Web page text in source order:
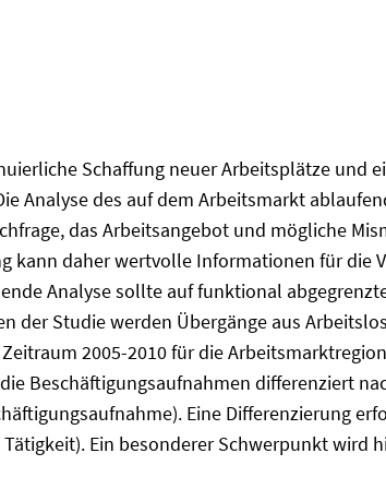
Schaffung neuer Arbeitsplätze und
Analyse des auf dem Arbeitsmarkt
das Arbeitsangebot und mögliche
kann daher wertvolle Informationen für die
Analyse sollte auf funktional
der Studie werden Übergänge aus
2005-2010 für die
Beschäftigungsaufnahmen differenziert
Eine Differenzierung
Ein besonderer Schwerpunkt wird